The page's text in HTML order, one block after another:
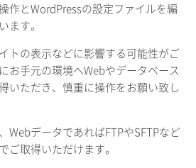
作とWordPressの設定ファイルを編
ます。
トの表示などに影響する可能性がご
お手元の環境へWebやデータベース
いただき、慎重に操作をお願い致し
WebデータであればFTPやSFTPなど
ご取得いただけます。